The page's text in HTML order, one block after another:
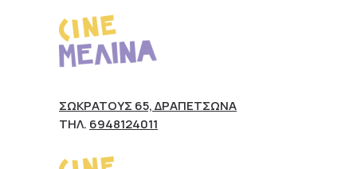
ΣΩΚΡΆΤΟΥΣ 65, ΔΡΑΠΕΤΣΏΝΑ
ΤΗΛ. 6948124011